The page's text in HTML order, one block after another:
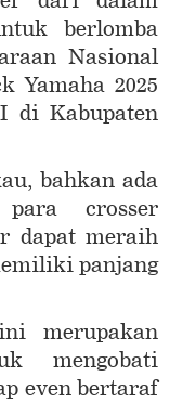
berlomba
Nasional
Yamaha 2025
di Kabupaten
bahkan ada
crosser
dapat meraih
panjang
merupakan
mengobati
even bertaraf